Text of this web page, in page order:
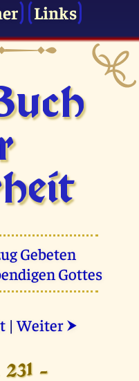
Links
Gebeten
Gottes
|Weiter ⮞
-